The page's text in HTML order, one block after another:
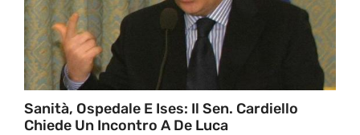
Sanità, Ospedale E Ises: Il Sen. Cardiello
Chiede Un Incontro A De Luca